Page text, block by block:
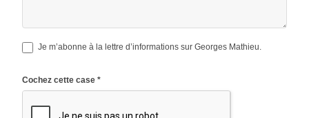
Je m’abonne à la lettre d’informations sur Georges Mathieu.
Cochez cette case *